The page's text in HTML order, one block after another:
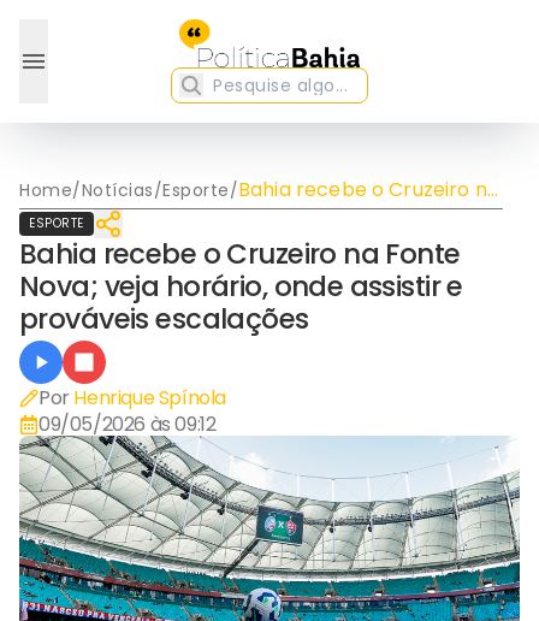
Home/Notícias/Esporte/Bahia recebe o Cruzeiro na
Fonte Nova; veja horário,
onde assistir e prováveis
escalações
ESPORTE
Bahia recebe o Cruzeiro na Fonte
Nova; veja horário, onde assistir e
prováveis escalações
Por Henrique Spínola
09/05/2026 às 09:12